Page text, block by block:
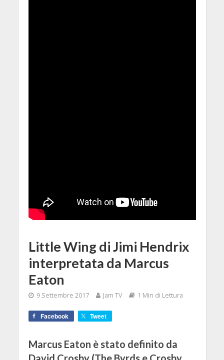
Little Wing di Jimi Hendrix
interpretata da Marcus
Eaton
9 Settembre 2017 Jam TV 1 Min di Lettura
Facebook Tweet
Marcus Eaton è stato definito da